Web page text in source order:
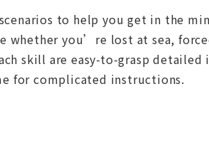
to help you get in the
whether you’re lost at sea,
skill are easy-to-grasp
for complicated instructions.